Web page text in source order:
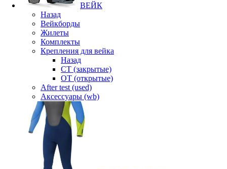
ВЕЙК
Назад
Вейкборды
Жилеты
Комплекты
Крепления для вейка
Назад
CT (закрытые)
OT (открытые)
After test (used)
Аксессуары (wb)